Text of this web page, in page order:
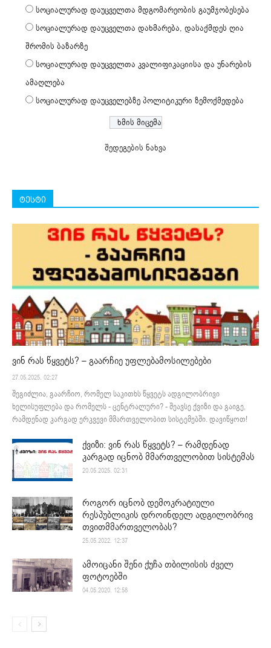
სოციალურად დაუცველთა მდგომარეობის გაუმჯობესება
სოციალურად დაუცველთა დახმარება, დასაქმდეს ღია
შრომის ბაზარზე
სოციალურად დაუცველთა კვალიფიკაციისა და უნარების
ამაღლება
სოციალურად დაუცველებზე პოლიტიკური ზემოქმედება
შედეგების ნახვა
ტესტი
ვინ რას წყვეტს? – გაარჩიე უფლებამოსილებები
27.05.2025. 02:27
შეგიძლია, გაარჩიო, რომელ საკითხს წყვეტს ადგილობრივი
ხელისუფლება და რომელს - ცენტრალური? - შეავსე ქვიზი და გაიგე,
რამდენად კარგად ერკვევი მმართველობით სისტემებში. დავიწყოთ!
ქვიზი: ვინ რას წყვეტს? – რამდენად
კარგად იცნობ მმართველობით სისტემას
20.05.2025. 02:31
როგორ იცნობ დემოკრატიული
რესპუბლიკის დროინდელ ადგილობრივ
თვითმმართველობას?
25.05.2022. 12:37
ამოიცანი შენი ქუჩა თბილისის ძველ
ფოტოებში
04.05.2020. 12:58